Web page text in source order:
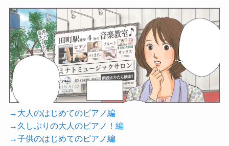
→大人のはじめてのピアノ編
→久しぶりの大人のピアノ！編
→子供のはじめてのピアノ編